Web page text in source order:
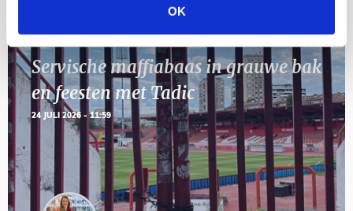
OK
Servische maffiabaas in grauwe bak
en feesten met Tadic
24 JULI 2026 - 11:59